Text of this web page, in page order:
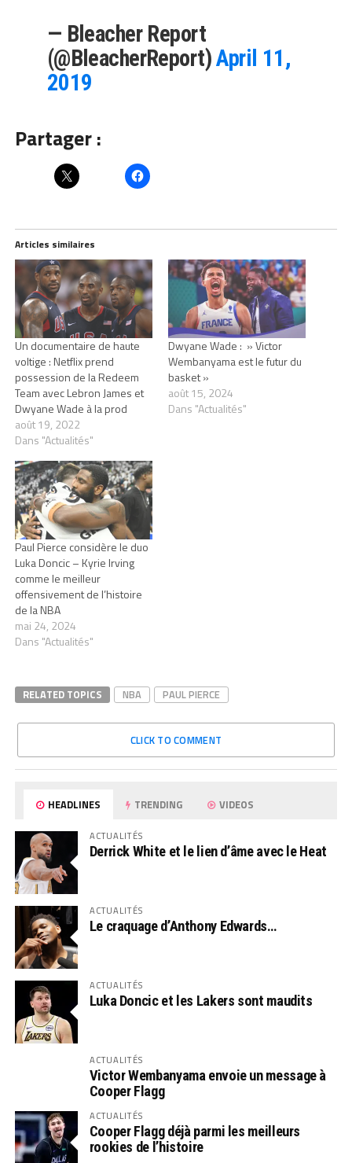
— Bleacher Report
(@BleacherReport)April 11,
2019
Partager :
Articles similaires
Un documentaire de haute
voltige : Netflix prend
possession de la Redeem
Team avec Lebron James et
Dwyane Wade à la prod
août 19, 2022
Dans "Actualités"
Dwyane Wade : » Victor
Wembanyama est le futur du
basket »
août 15, 2024
Dans "Actualités"
Paul Pierce considère le duo
Luka Doncic – Kyrie Irving
comme le meilleur
offensivement de l’histoire
de la NBA
mai 24, 2024
Dans "Actualités"
RELATED TOPICS NBA PAUL PIERCE
CLICK TO COMMENT
HEADLINES TRENDING VIDEOS
ACTUALITÉS
Derrick White et le lien d’âme avec le Heat
ACTUALITÉS
Le craquage d’Anthony Edwards…
ACTUALITÉS
Luka Doncic et les Lakers sont maudits
ACTUALITÉS
Victor Wembanyama envoie un message à
Cooper Flagg
ACTUALITÉS
Cooper Flagg déjà parmi les meilleurs
rookies de l’histoire